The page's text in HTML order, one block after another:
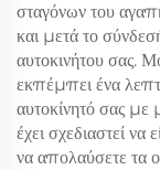
σταγόνων του
και μετά το
αυτοκινήτου σας.
εκπέμπει ένα
αυτοκίνητό σας με
έχει σχεδιαστεί
να απολαύσετε τα